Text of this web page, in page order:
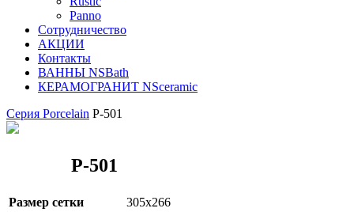
Panno
Сотрудничество
АКЦИИ
Контакты
ВАННЫ NSBath
КЕРАМОГРАНИТ NSceramic
Серия Porcelain P-501
P-501
Размер сетки
305x266